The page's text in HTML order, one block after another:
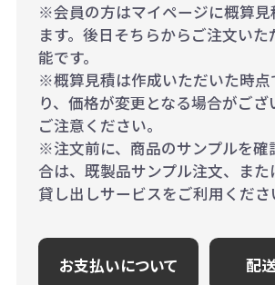
※会員の方はマイページに概算見
ます。後日そちらからご注文い
能です。
※概算見積は作成いただいた時点
り、価格が変更となる場合がござ
ご注意ください。
※注文前に、商品のサンプルを確
合は、既製品サンプル注文、また
貸し出しサービスをご利用くださ
お支払いについて 配